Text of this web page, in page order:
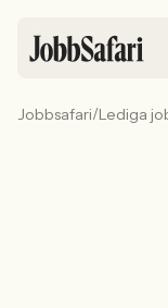
Jobbsafari/Lediga